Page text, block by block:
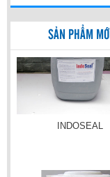
SẢN PHẨM MỚI